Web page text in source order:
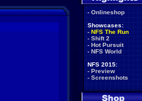
- Onlineshop
Showcases:
- NFS The Run
- Shift 2
- Hot Pursuit
- NFS World
NFS 2015:
- Preview
- Screenshots